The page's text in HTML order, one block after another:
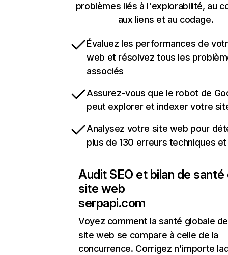
problèmes liés à l'explorabilité, au
aux liens et au codage.
Évaluez les performances de
web et résolvez tous les
associés
Assurez-vous que le robot de
peut explorer et indexer votre
Analysez votre site web pour
plus de 130 erreurs techniques et
Audit SEO et bilan de santé
site web
serpapi.com
Voyez comment la santé globale
site web se compare à celle de la
concurrence. Corrigez n'importe